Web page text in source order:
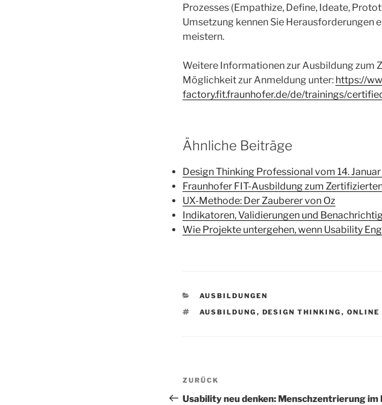
Prozesses (Empathize, Define, Ideate,
Umsetzung kennen Sie Herausforderungen
meistern.
Weitere Informationen zur Ausbildung zum
Möglichkeit zur Anmeldung unter: https://
factory.fit.fraunhofer.de/de/trainings/
Ähnliche Beiträge
Design Thinking Professional vom 14.
Fraunhofer FIT-Ausbildung zum
UX-Methode: Der Zauberer von Oz
Indikatoren, Validierungen und
Wie Projekte untergehen, wenn Usability
KATEGORIEN
AUSBILDUNGEN
SCHLAGWÖRTER
AUSBILDUNG , DESIGN THINKING , ONLINE
Beitragsnavigation
Vorheriger
Beitrag
ZURÜCK
Usability neu denken: Menschzentrierung im